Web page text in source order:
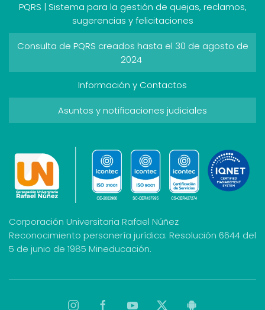
PQRS | Sistema para la gestión de quejas, reclamos,
sugerencias y felicitaciones
Consulta de PQRS creados hasta el 30 de agosto de
2024
Información y Contactos
Asuntos y notificaciones judiciales
Corporación Universitaria Rafael Núñez
Reconocimiento personería jurídica: Resolución 6644 del
5 de junio de 1985 Mineducación.